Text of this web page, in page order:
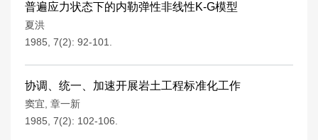
普遍应力状态下的内勒弹性非线性K-G模型
夏洪
1985, 7(2): 92-101.
协调、统一、加速开展岩土工程标准化工作
窦宜 章一新
1985, 7(2): 102-106.